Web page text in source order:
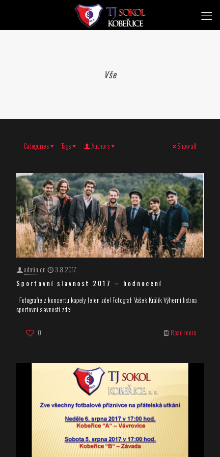
Vše
Categories Tags Authors Show all
admin on 3.8.2017
Sportovní slavnost 2017 – hodnocení
Fotografie z koncertu kapely Jelen zde! Fotograf: Vašek Králík Výherní listina
sportovní slavnosti zde!
0 Read more